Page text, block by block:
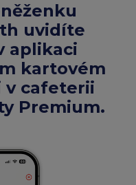
uvidíte
aplikaci
kartovém
v cafeterii
Premium.